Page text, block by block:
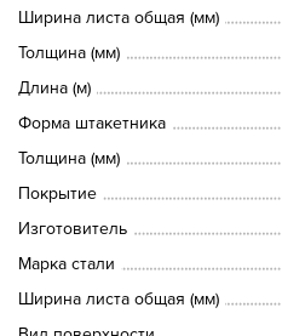
Ширина листа общая (мм)
Толщина (мм)
Длина (м)
Форма штакетника
Толщина (мм)
Покрытие
Изготовитель
Марка стали
Ширина листа общая (мм)